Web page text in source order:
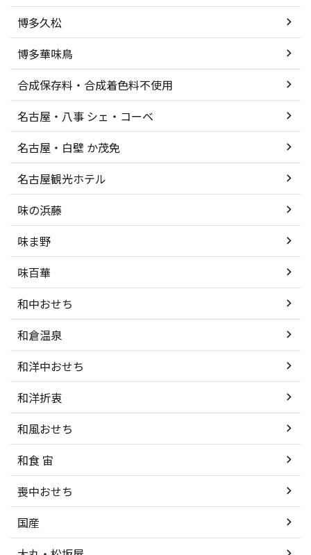
博多久松
博多華味鳥
合成保存料・合成着色料不使用
名古屋・八事 シェ・コーベ
名古屋・白壁 か茂免
名古屋観光ホテル
味の浜藤
味ま野
味百華
和中おせち
和倉温泉
和洋中おせち
和洋折衷
和風おせち
和食 宙
喪中おせち
国産